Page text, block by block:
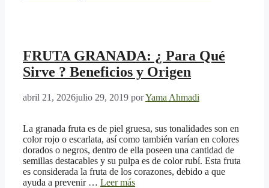
FRUTA GRANADA: ¿ Para Qué
Sirve ? Beneficios y Origen
abril 21, 2026julio 29, 2019 porYama Ahmadi
La granada fruta es de piel gruesa, sus tonalidades son en
color rojo o escarlata, así como también varían en colores
dorados o negros, dentro de ella poseen una cantidad de
semillas destacables y su pulpa es de color rubí. Esta fruta
es considerada la fruta de los corazones, debido a que
ayuda a prevenir … Leer más